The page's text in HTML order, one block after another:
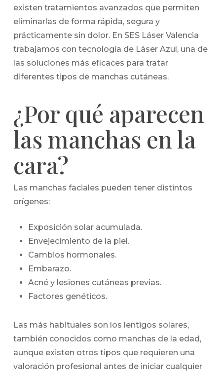
existen tratamientos avanzados que permiten
eliminarlas de forma rápida, segura y
prácticamente sin dolor. En SES Láser Valencia
trabajamos con tecnología de Láser Azul, una de
las soluciones más eficaces para tratar
diferentes tipos de manchas cutáneas.
¿Por qué aparecen
las manchas en la
cara?
Las manchas faciales pueden tener distintos
orígenes:
Exposición solar acumulada.
Envejecimiento de la piel.
Cambios hormonales.
Embarazo.
Acné y lesiones cutáneas previas.
Factores genéticos.
Las más habituales son los lentigos solares,
también conocidos como manchas de la edad,
aunque existen otros tipos que requieren una
valoración profesional antes de iniciar cualquier